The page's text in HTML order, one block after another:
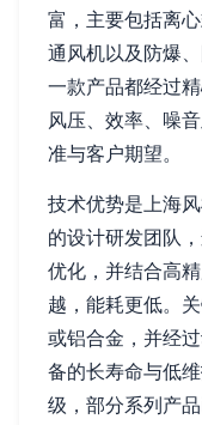
富，主要包括离
通风机以及防爆
一款产品都经过
风压、效率、噪
准与客户期望。
技术优势是上海
的设计研发团队
优化，并结合高
越，能耗更低。
或铝合金，并经
备的长寿命与低
级，部分系列产